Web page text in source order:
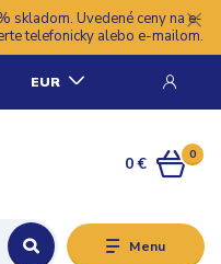
skladom. Uvedené ceny na e-
telefonicky alebo e-mailom.
Menu
EUR
0
0 €